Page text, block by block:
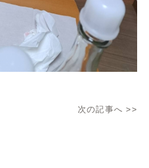
次の記事へ >>